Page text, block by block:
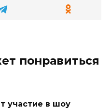
понравиться
участие в шоу